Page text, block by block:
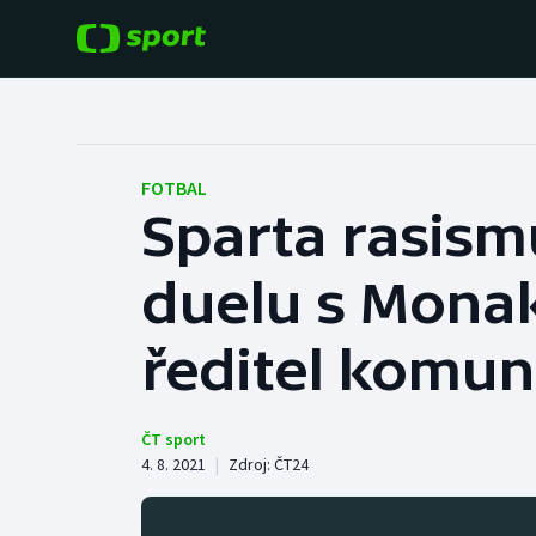
Hokej
Tenis
Atletika
Baseball a softbal
Basketbal
Biatlon
FOTBAL
Sparta
duelu s
ředitel
ČT sport
4. 8. 2021 | Zdroj: ČT24